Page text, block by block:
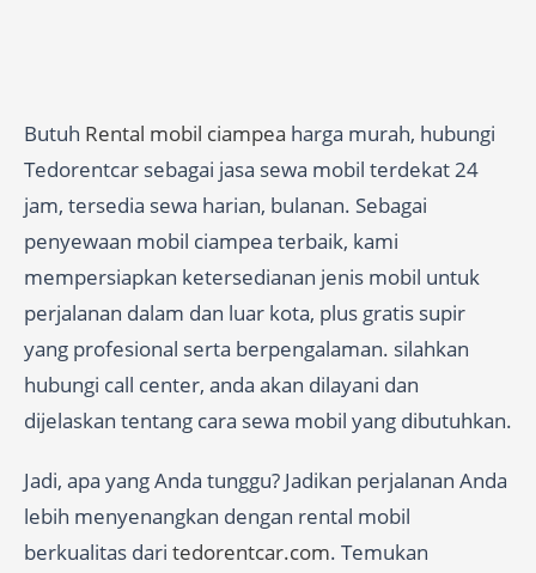
Butuh Rental mobil ciampea harga murah, hubungi
Tedorentcar sebagai jasa sewa mobil terdekat 24
jam, tersedia sewa harian, bulanan. Sebagai
penyewaan mobil ciampea terbaik, kami
mempersiapkan ketersedianan jenis mobil untuk
perjalanan dalam dan luar kota, plus gratis supir
yang profesional serta berpengalaman. silahkan
hubungi call center, anda akan dilayani dan
dijelaskan tentang cara sewa mobil yang dibutuhkan.
Jadi, apa yang Anda tunggu? Jadikan perjalanan Anda
lebih menyenangkan dengan rental mobil
berkualitas dari tedorentcar.com. Temukan